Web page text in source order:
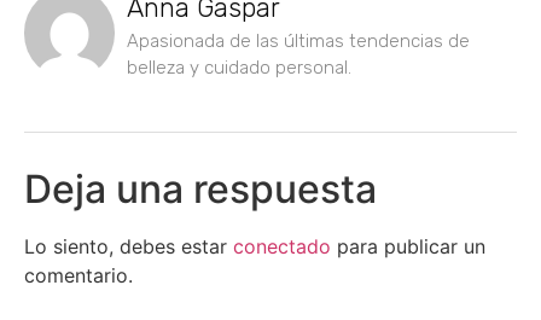
Anna Gaspar
Apasionada de las últimas tendencias de
belleza y cuidado personal.
Deja una respuesta
Lo siento, debes estar conectado para publicar un
comentario.